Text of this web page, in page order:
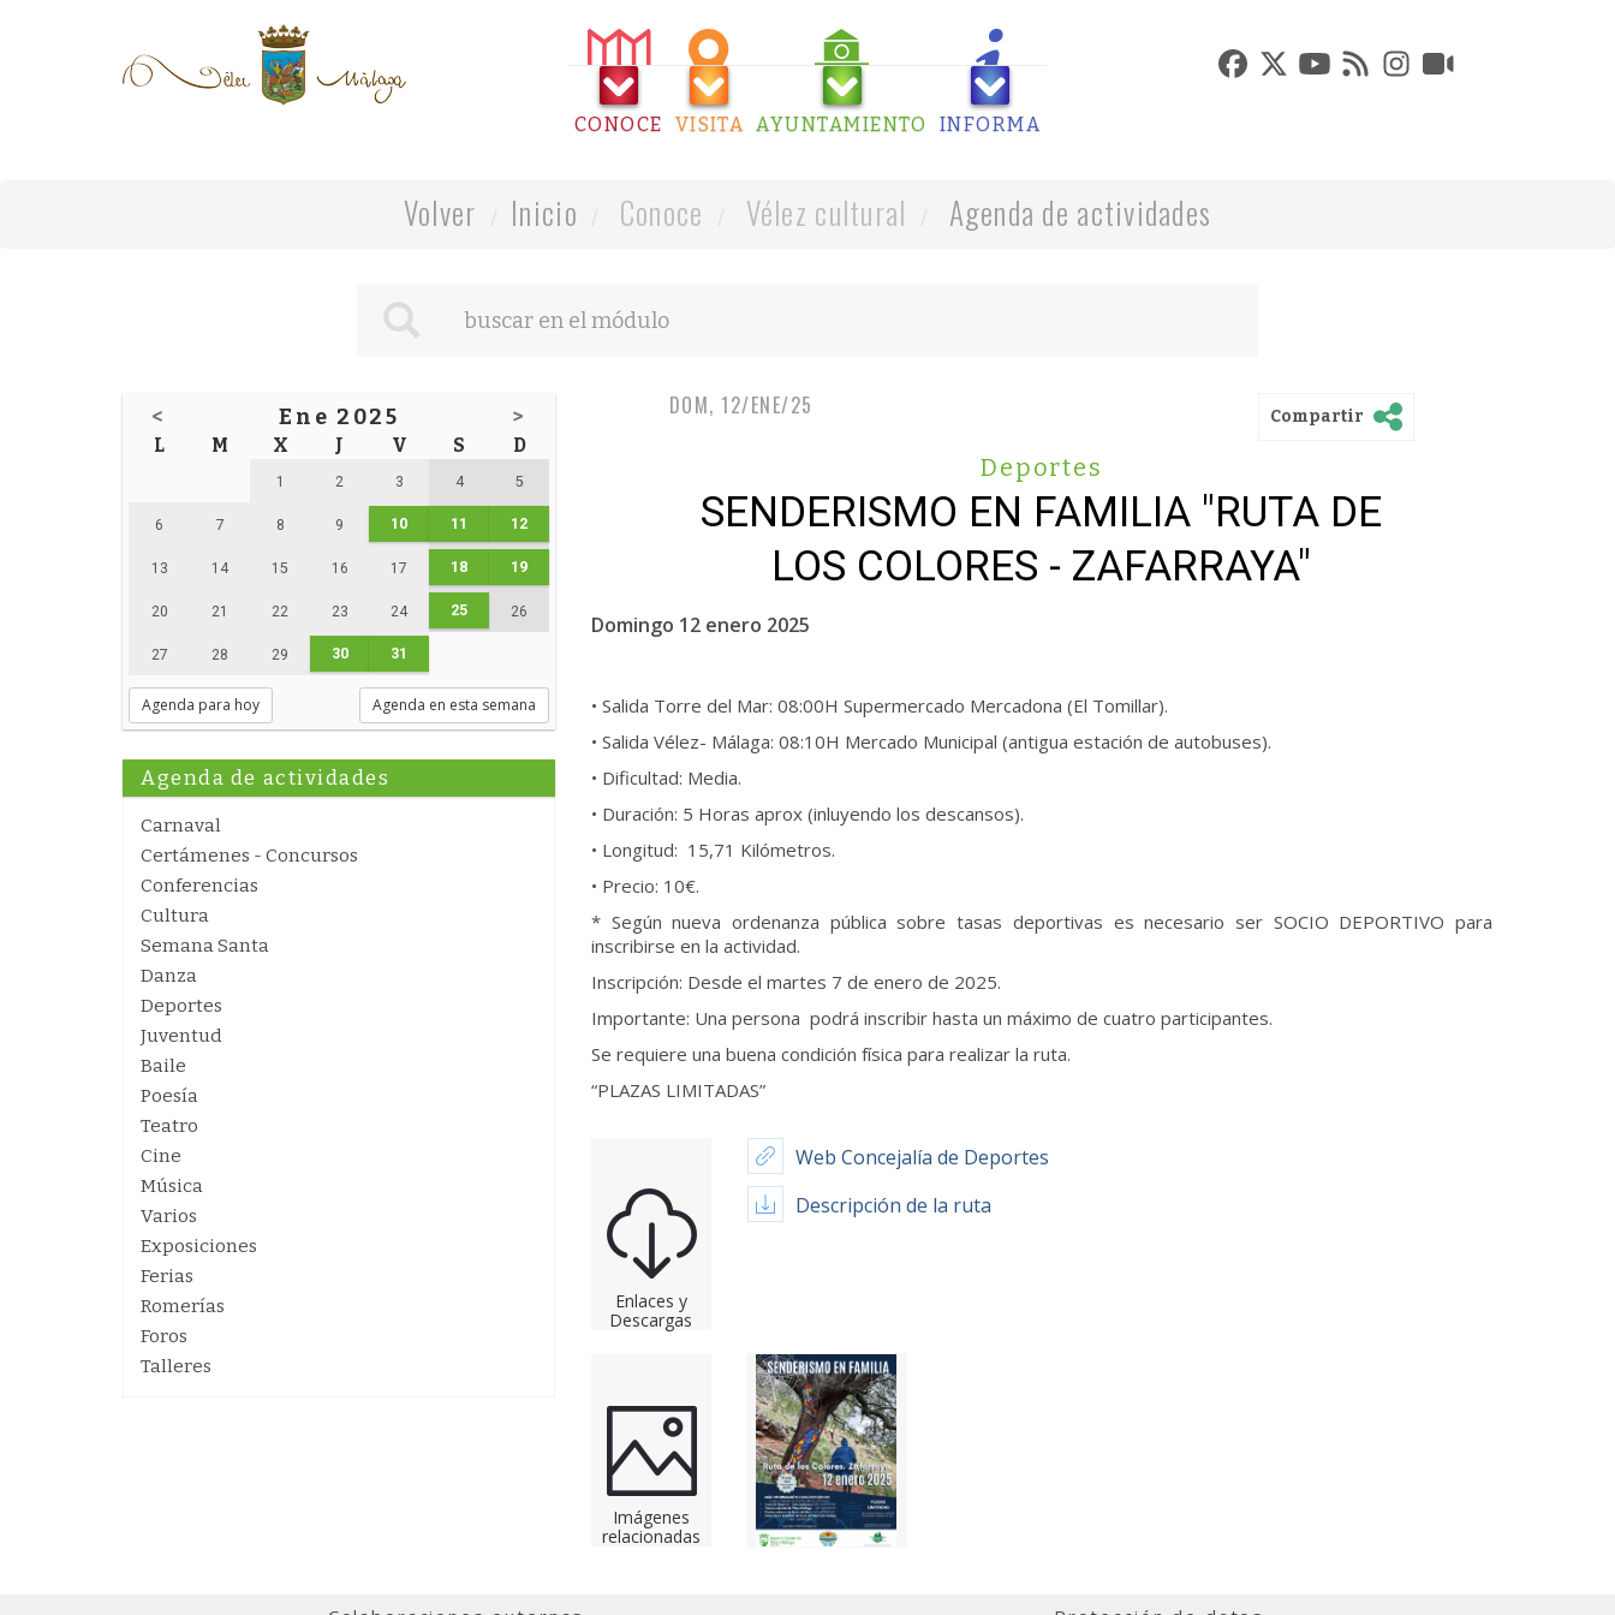
CONOCE VISITA AYUNTAMIENTO INFORMA
Volver Inicio Conoce Vélez cultural Agenda de actividades
< Ene 2025 >
L M X J V S D
1 2 3 4 5
6 7 8 9 10 11 12
13 14 15 16 17 18 19
20 21 22 23 24 25 26
27 28 29 30 31
Agenda para hoy Agenda en esta semana
Agenda de actividades
Carnaval
Certámenes - Concursos
Conferencias
Cultura
Semana Santa
Danza
Deportes
Juventud
Baile
Poesía
Teatro
Cine
Música
Varios
Exposiciones
Ferias
Romerías
Foros
Talleres
DOM, 12/ENE/25 Compartir
Deportes
SENDERISMO EN FAMILIA "RUTA DE
LOS COLORES - ZAFARRAYA"
Domingo 12 enero 2025
• Salida Torre del Mar: 08:00H Supermercado Mercadona (El Tomillar).
• Salida Vélez- Málaga: 08:10H Mercado Municipal (antigua estación de autobuses).
• Dificultad: Media.
• Duración: 5 Horas aprox (inluyendo los descansos).
• Longitud: 15,71 Kilómetros.
• Precio: 10€.
* Según nueva ordenanza pública sobre tasas deportivas es necesario ser SOCIO DEPORTIVO para
inscribirse en la actividad.
Inscripción: Desde el martes 7 de enero de 2025.
Importante: Una persona podrá inscribir hasta un máximo de cuatro participantes.
Se requiere una buena condición física para realizar la ruta.
“PLAZAS LIMITADAS”
Enlaces y
Descargas
Web Concejalía de Deportes
Descripción de la ruta
Imágenes
relacionadas